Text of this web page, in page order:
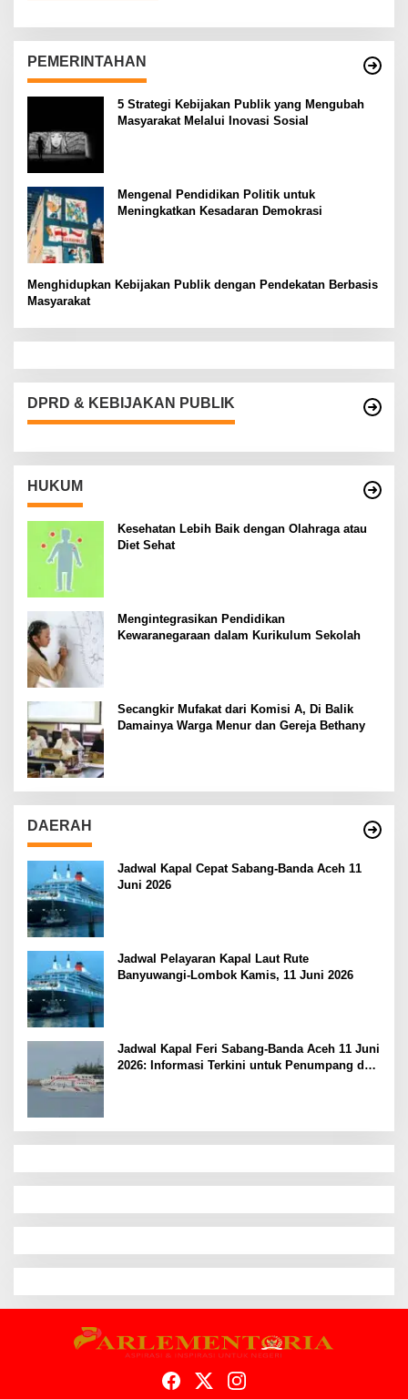
PEMERINTAHAN
5 Strategi Kebijakan Publik yang Mengubah
Masyarakat Melalui Inovasi Sosial
Mengenal Pendidikan Politik untuk
Meningkatkan Kesadaran Demokrasi
Menghidupkan Kebijakan Publik dengan Pendekatan Berbasis
Masyarakat
DPRD & KEBIJAKAN PUBLIK
HUKUM
Kesehatan Lebih Baik dengan Olahraga atau
Diet Sehat
Mengintegrasikan Pendidikan
Kewaranegaraan dalam Kurikulum Sekolah
Secangkir Mufakat dari Komisi A, Di Balik
Damainya Warga Menur dan Gereja Bethany
DAERAH
Jadwal Kapal Cepat Sabang-Banda Aceh 11
Juni 2026
Jadwal Pelayaran Kapal Laut Rute
Banyuwangi-Lombok Kamis, 11 Juni 2026
Jadwal Kapal Feri Sabang-Banda Aceh 11 Juni
2026: Informasi Terkini untuk Penumpang dan